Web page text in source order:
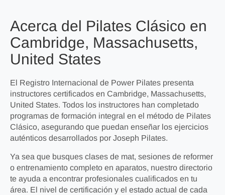
Acerca del Pilates Clásico en
Cambridge, Massachusetts,
United States
El Registro Internacional de Power Pilates presenta
instructores certificados en Cambridge, Massachusetts,
United States. Todos los instructores han completado
programas de formación integral en el método de Pilates
Clásico, asegurando que puedan enseñar los ejercicios
auténticos desarrollados por Joseph Pilates.
Ya sea que busques clases de mat, sesiones de reformer
o entrenamiento completo en aparatos, nuestro directorio
te ayuda a encontrar profesionales cualificados en tu
área. El nivel de certificación y el estado actual de cada